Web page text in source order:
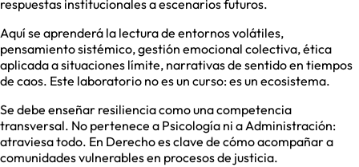
respuestas institucionales a escenarios futuros.
Aquí se aprenderá la lectura de entornos volátiles,
pensamiento sistémico, gestión emocional colectiva, ética
aplicada a situaciones límite, narrativas de sentido en tiempos
de caos. Este laboratorio no es un curso: es un ecosistema.
Se debe enseñar resiliencia como una competencia
transversal. No pertenece a Psicología ni a Administración:
atraviesa todo. En Derecho es clave de cómo acompañar a
comunidades vulnerables en procesos de justicia.